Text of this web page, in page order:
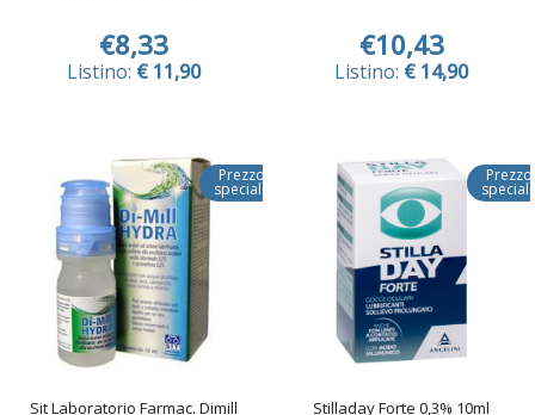
€8,33
Listino: € 11,90
€10,43
Listino: € 14,90
Prezzo
speciale
Sit Laboratorio Farmac. Dimill
Prezzo
Stilladay Forte 0,3% 10ml